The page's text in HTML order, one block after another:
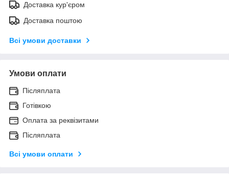
Доставка кур'єром
Доставка поштою
Всі умови доставки
Умови оплати
Післяплата
Готівкою
Оплата за реквізитами
Післяплата
Всі умови оплати